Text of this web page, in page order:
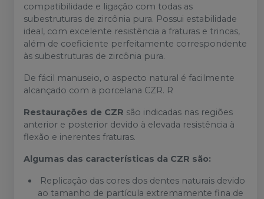
compatibilidade e ligação com todas as
subestruturas de zircônia pura. Possui estabilidade
ideal, com excelente resistência a fraturas e trincas,
além de coeficiente perfeitamente correspondente
às subestruturas de zircônia pura.
De fácil manuseio, o aspecto natural é facilmente
alcançado com a porcelana CZR. R
Restaurações de CZR são indicadas nas regiões
anterior e posterior devido à elevada resistência à
flexão e inerentes fraturas.
Algumas das características da CZR são:
Replicação das cores dos dentes naturais devido
ao tamanho de partícula extremamente fina de